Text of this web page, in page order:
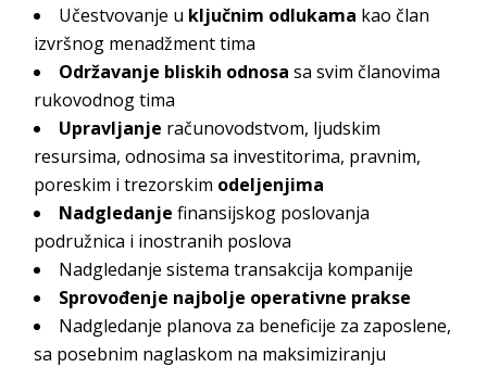
Učestvovanje u ključnim odlukama kao član
izvršnog menadžment tima
Održavanje bliskih odnosa sa svim članovima
rukovodnog tima
Upravljanje računovodstvom, ljudskim
resursima, odnosima sa investitorima, pravnim,
poreskim i trezorskim odeljenjima
Nadgledanje finansijskog poslovanja
podružnica i inostranih poslova
Nadgledanje sistema transakcija kompanije
Sprovođenje najbolje operativne prakse
Nadgledanje planova za beneficije za zaposlene,
sa posebnim naglaskom na maksimiziranju